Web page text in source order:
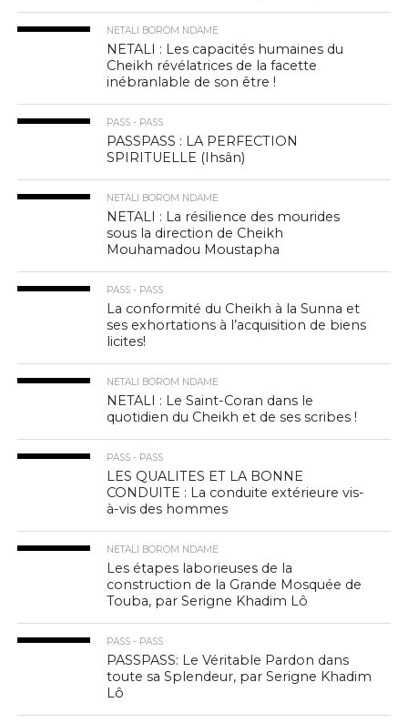
NETALI BOROM NDAME
NETALI : Les capacités humaines du
Cheikh révélatrices de la facette
inébranlable de son être !
PASS - PASS
PASSPASS : LA PERFECTION
SPIRITUELLE (Ihsân)
NETALI BOROM NDAME
NETALI : La résilience des mourides
sous la direction de Cheikh
Mouhamadou Moustapha
PASS - PASS
La conformité du Cheikh à la Sunna et
ses exhortations à l’acquisition de biens
licites!
NETALI BOROM NDAME
NETALI : Le Saint-Coran dans le
quotidien du Cheikh et de ses scribes !
PASS - PASS
LES QUALITES ET LA BONNE
CONDUITE : La conduite extérieure vis-
à-vis des hommes
NETALI BOROM NDAME
Les étapes laborieuses de la
construction de la Grande Mosquée de
Touba, par Serigne Khadim Lô
PASS - PASS
PASSPASS: Le Véritable Pardon dans
toute sa Splendeur, par Serigne Khadim
Lô